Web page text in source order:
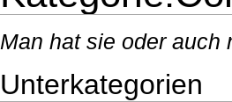
Man hat sie oder auch
Unterkategorien